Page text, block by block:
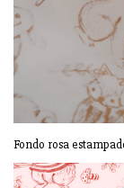
Fondo rosa